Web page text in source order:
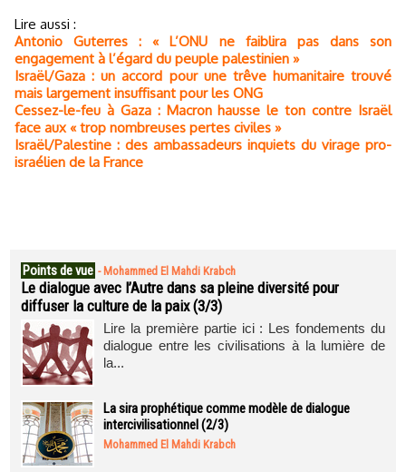
Lire aussi :
Antonio Guterres : « L’ONU ne faiblira pas dans son
engagement à l’égard du peuple palestinien »
Israël/Gaza : un accord pour une trêve humanitaire trouvé
mais largement insuffisant pour les ONG
Cessez-le-feu à Gaza : Macron hausse le ton contre Israël
face aux « trop nombreuses pertes civiles »
Israël/Palestine : des ambassadeurs inquiets du virage pro-
israélien de la France
Points de vue - Mohammed El Mahdi Krabch
Le dialogue avec l’Autre dans sa pleine diversité pour
diffuser la culture de la paix (3/3)
Lire la première partie ici : Les fondements du
dialogue entre les civilisations à la lumière de
la...
La sira prophétique comme modèle de dialogue
intercivilisationnel (2/3)
Mohammed El Mahdi Krabch